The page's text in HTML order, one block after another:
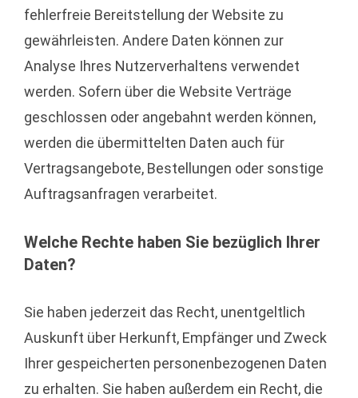
fehlerfreie Bereitstellung der Website zu
gewährleisten. Andere Daten können zur
Analyse Ihres Nutzerverhaltens verwendet
werden. Sofern über die Website Verträge
geschlossen oder angebahnt werden können,
werden die übermittelten Daten auch für
Vertragsangebote, Bestellungen oder sonstige
Auftragsanfragen verarbeitet.
Welche Rechte haben Sie bezüglich Ihrer
Daten?
Sie haben jederzeit das Recht, unentgeltlich
Auskunft über Herkunft, Empfänger und Zweck
Ihrer gespeicherten personenbezogenen Daten
zu erhalten. Sie haben außerdem ein Recht, die